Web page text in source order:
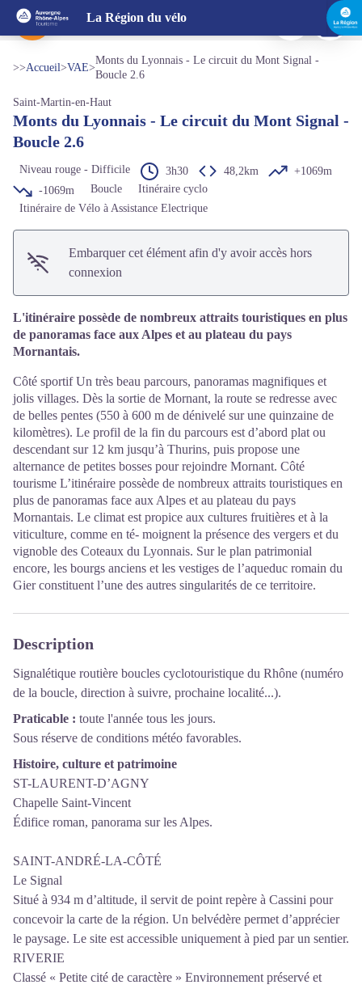
La Région du vélo
Saint-Laurent-d'Agny - G. Chevallier - CODEP
Voir l'image en plein écran
>>Accueil>VAE>
Monts du Lyonnais - Le circuit du Mont Signal -
Boucle 2.6
Saint-Martin-en-Haut
Monts du Lyonnais - Le circuit du Mont Signal -
Boucle 2.6
Niveau rouge - Difficile 3h30 48,2km
+1069m
-1069m
Boucle
Itinéraire cyclo
Itinéraire de Vélo à Assistance Electrique
Embarquer cet élément afin d'y avoir accès hors
connexion
L'itinéraire possède de nombreux attraits touristiques en plus
de panoramas face aux Alpes et au plateau du pays
Mornantais.
Côté sportif Un très beau parcours, panoramas magnifiques et
jolis villages. Dès la sortie de Mornant, la route se redresse avec
de belles pentes (550 à 600 m de dénivelé sur une quinzaine de
kilomètres). Le profil de la fin du parcours est d’abord plat ou
descendant sur 12 km jusqu’à Thurins, puis propose une
alternance de petites bosses pour rejoindre Mornant. Côté
tourisme L’itinéraire possède de nombreux attraits touristiques en
plus de panoramas face aux Alpes et au plateau du pays
Mornantais. Le climat est propice aux cultures fruitières et à la
viticulture, comme en té- moignent la présence des vergers et du
vignoble des Coteaux du Lyonnais. Sur le plan patrimonial
encore, les bourgs anciens et les vestiges de l’aqueduc romain du
Gier constituent l’une des autres singularités de ce territoire.
Description
Signalétique routière boucles cyclotouristique du Rhône (numéro
de la boucle, direction à suivre, prochaine localité...).
Praticable : toute l'année tous les jours.
Sous réserve de conditions météo favorables.
Histoire, culture et patrimoine
ST-LAURENT-D’AGNY
Chapelle Saint-Vincent
Édifice roman, panorama sur les Alpes.
SAINT-ANDRÉ-LA-CÔTÉ
Le Signal
Situé à 934 m d’altitude, il servit de point repère à Cassini pour
concevoir la carte de la région. Un belvédère permet d’apprécier
le paysage. Le site est accessible uniquement à pied par un sentier.
RIVERIE
Classé « Petite cité de caractère » Environnement préservé et